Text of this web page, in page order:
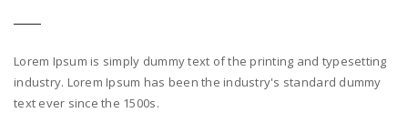
Lorem Ipsum is simply dummy text of the printing and typesetting
industry. Lorem Ipsum has been the industry's standard dummy
text ever since the 1500s.